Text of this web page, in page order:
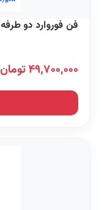
فن فوروارد دو طرفه 12-09 الساموتور
۴۹,۷۰۰,۰۰۰ تومان